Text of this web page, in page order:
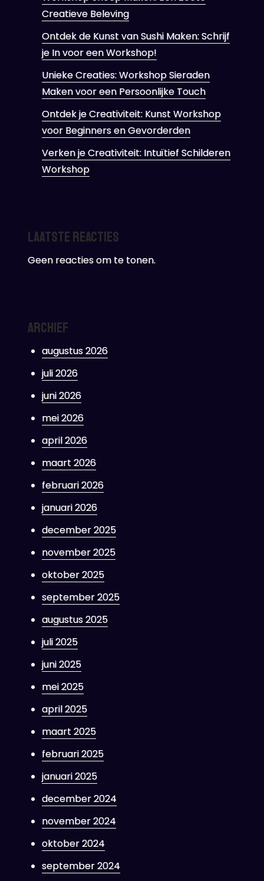
Creatieve Beleving
Ontdek de Kunst van Sushi Maken: Schrijf
je In voor een Workshop!
Unieke Creaties: Workshop Sieraden
Maken voor een Persoonlijke Touch
Ontdek je Creativiteit: Kunst Workshop
voor Beginners en Gevorderden
Verken je Creativiteit: Intuïtief Schilderen
Workshop
Laatste reacties
Geen reacties om te tonen.
Archief
augustus 2026
juli 2026
juni 2026
mei 2026
april 2026
maart 2026
februari 2026
januari 2026
december 2025
november 2025
oktober 2025
september 2025
augustus 2025
juli 2025
juni 2025
mei 2025
april 2025
maart 2025
februari 2025
januari 2025
december 2024
november 2024
oktober 2024
september 2024